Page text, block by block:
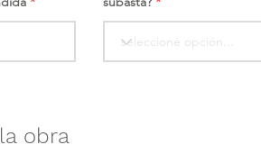
obra